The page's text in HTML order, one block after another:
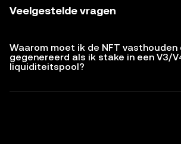
Veelgestelde vragen
Waarom moet ik de NFT
gegenereerd als ik stake in een V3/
liquiditeitspool?